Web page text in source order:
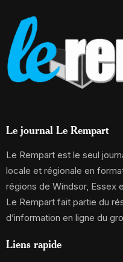
Le journal Le Rempart
Le Rempart est le seul
locale et régionale en
régions de Windsor, Essex
Le Rempart fait partie du
d’information en ligne du
Liens rapide